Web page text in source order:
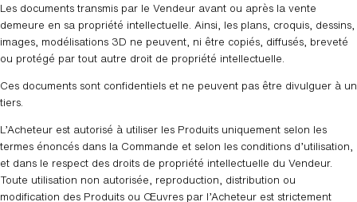
Les documents transmis par le Vendeur avant ou après la vente
demeure en sa propriété intellectuelle. Ainsi, les plans, croquis, dessins,
images, modélisations 3D ne peuvent, ni être copiés, diffusés, breveté
ou protégé par tout autre droit de propriété intellectuelle.
Ces documents sont confidentiels et ne peuvent pas être divulguer à un
tiers.
L’Acheteur est autorisé à utiliser les Produits uniquement selon les
termes énoncés dans la Commande et selon les conditions d’utilisation,
et dans le respect des droits de propriété intellectuelle du Vendeur.
Toute utilisation non autorisée, reproduction, distribution ou
modification des Produits ou Œuvres par l’Acheteur est strictement